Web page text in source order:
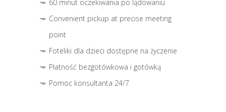
60 minut oczekiwania po lądowaniu
Convenient pickup at precise meeting
point
Foteliki dla dzieci dostępne na życzenie
Płatność bezgotówkowa i gotówką
Pomoc konsultanta 24/7